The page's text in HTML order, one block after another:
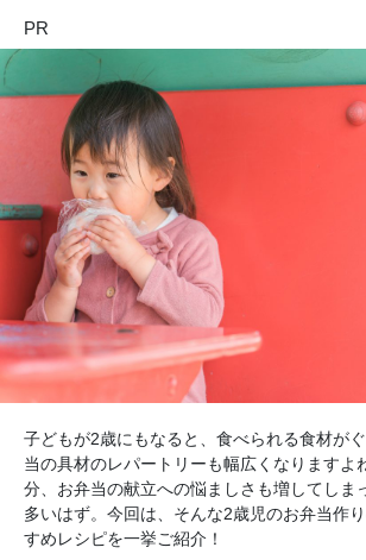
PR
子どもが2歳にもなると、食べられる食材が
当の具材のレパートリーも幅広くなりますよ
分、お弁当の献立への悩ましさも増してし
多いはず。今回は、そんな2歳児のお弁当作
すめレシピを一挙ご紹介！